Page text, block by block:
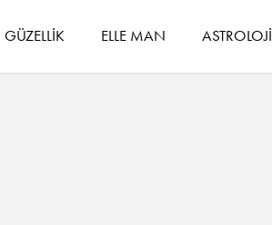
GÜZELLİK ELLE MAN ASTROLOJİ